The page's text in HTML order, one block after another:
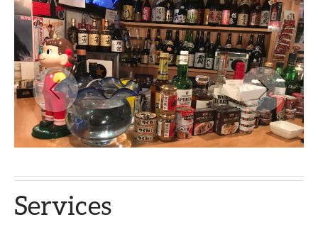
Services